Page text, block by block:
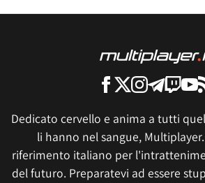
Dedicato cervello e anima a tutti
li hanno nel sangue,
riferimento italiano per
del futuro. Preparatevi ad essere